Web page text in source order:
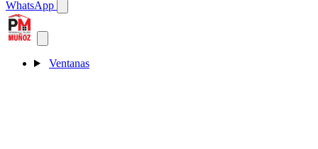
WhatsApp
Ventanas